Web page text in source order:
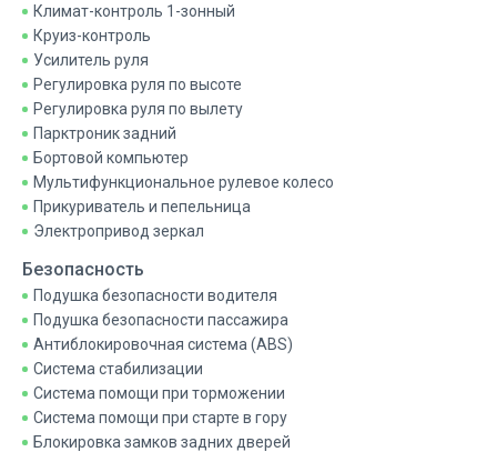
Климат-контроль 1-зонный
Круиз-контроль
Усилитель руля
Регулировка руля по высоте
Регулировка руля по вылету
Парктроник задний
Бортовой компьютер
Мультифункциональное рулевое колесо
Прикуриватель и пепельница
Электропривод зеркал
Безопасность
Подушка безопасности водителя
Подушка безопасности пассажира
Антиблокировочная система (ABS)
Система стабилизации
Система помощи при торможении
Система помощи при старте в гору
Блокировка замков задних дверей